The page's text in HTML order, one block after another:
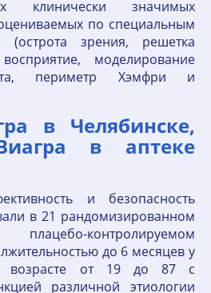
клинически значимых
по специальным
(острота зрения, решетка
моделирование
периметр Хэмфри и
в Челябинске,
в аптеке
и безопасность
в 21 рандомизированном
контролируемом
до 6 месяцев у
возрасте от 19 до 87 с
различной этиологии